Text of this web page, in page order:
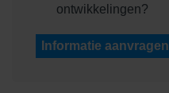
ontwikkelingen?
Informatie aanvragen